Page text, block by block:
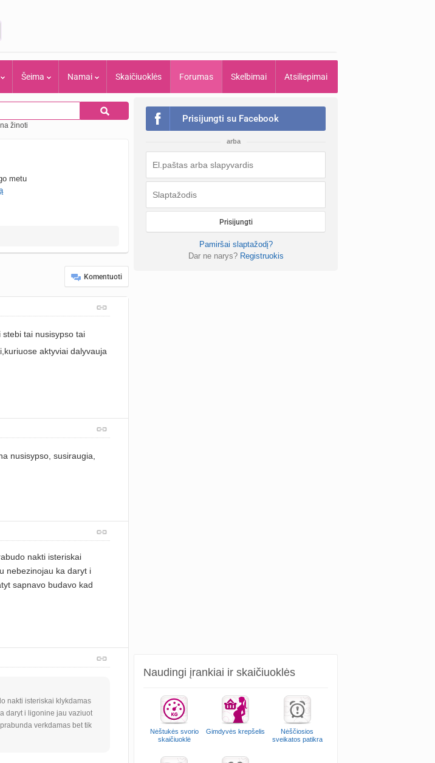
Šeima Namai Skaičiuoklės Forumas Skelbimai Atsiliepimai
žinoti
metu
Komentuoti
tai nusisypso tai
aktyviai dalyvauja
nusisypso, susiraugia,
nakti isteriskai
nebezinojau ka daryt i
sapnavo budavo kad
nakti isteriskai klykdamas
daryt i ligonine jau vaziuot
verkdamas bet tik
Prisijungti su Facebook
arba
Prisijungti
Pamiršai slaptažodį?
Dar ne narys? Registruokis
Naudingi įrankiai ir skaičiuoklės
Nėštukės svorio
skaičiuoklė
Gimdyvės krepšelis
Nėščiosios
sveikatos patikra